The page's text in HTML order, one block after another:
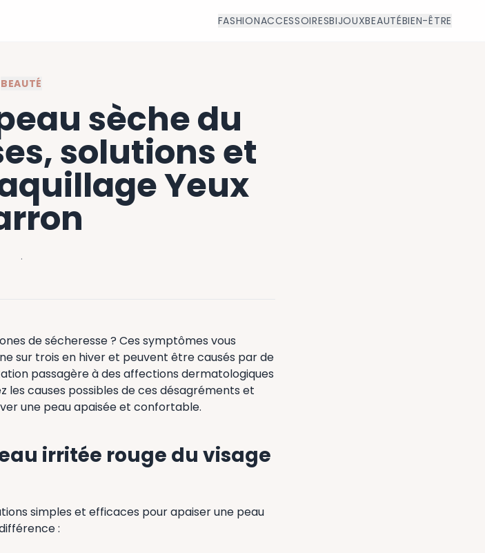
FASHIONACCESSOIRESBIJOUXBEAUTÉBIEN-ÊTRE
BEAUTÉ
sèche du
solutions et
Yeux
·
de sécheresse ? Ces symptômes vous
sur trois en hiver et peuvent être causés par de
passagère à des affections dermatologiques
les causes possibles de ces désagréments et
une peau apaisée et confortable.
irritée rouge du visage
simples et efficaces pour apaiser une peau
: